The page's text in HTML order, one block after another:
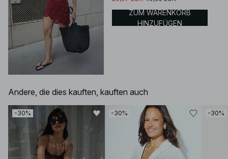
ZUM WARENKORB
HINZUFÜGEN
Andere, die dies kauften, kauften auch
-30% -30% -30%